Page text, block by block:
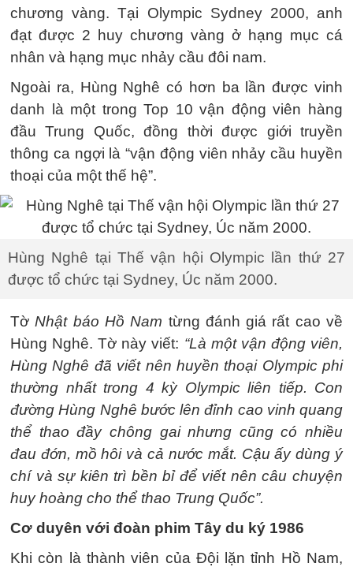
chương vàng. Tại Olympic Sydney 2000, anh
đạt được 2 huy chương vàng ở hạng mục cá
nhân và hạng mục nhảy cầu đôi nam.
Ngoài ra, Hùng Nghê có hơn ba lần được vinh
danh là một trong Top 10 vận động viên hàng
đầu Trung Quốc, đồng thời được giới truyền
thông ca ngợi là “vận động viên nhảy cầu huyền
thoại của một thế hệ”.
Hùng Nghê tại Thế vận hội Olympic lần thứ 27
được tổ chức tại Sydney, Úc năm 2000.
Tờ Nhật báo Hồ Nam từng đánh giá rất cao về
Hùng Nghê. Tờ này viết: “Là một vận động viên,
Hùng Nghê đã viết nên huyền thoại Olympic phi
thường nhất trong 4 kỳ Olympic liên tiếp. Con
đường Hùng Nghê bước lên đỉnh cao vinh quang
thể thao đầy chông gai nhưng cũng có nhiều
đau đớn, mồ hôi và cả nước mắt. Cậu ấy dùng ý
chí và sự kiên trì bền bỉ để viết nên câu chuyện
huy hoàng cho thể thao Trung Quốc”.
Cơ duyên với đoàn phim Tây du ký 1986
Khi còn là thành viên của Đội lặn tỉnh Hồ Nam,